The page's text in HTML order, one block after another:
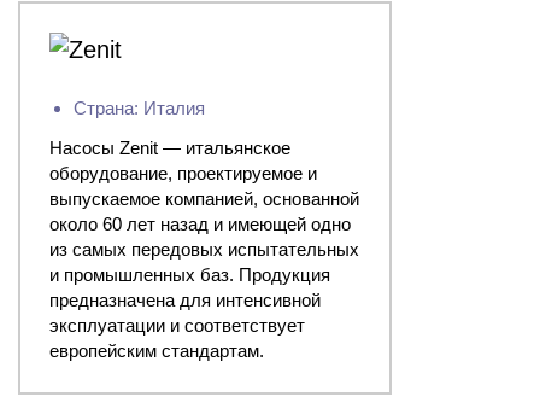
Страна: Италия
Насосы Zenit — итальянское
оборудование, проектируемое и
выпускаемое компанией, основанной
около 60 лет назад и имеющей одно
из самых передовых испытательных
и промышленных баз. Продукция
предназначена для интенсивной
эксплуатации и соответствует
европейским стандартам.